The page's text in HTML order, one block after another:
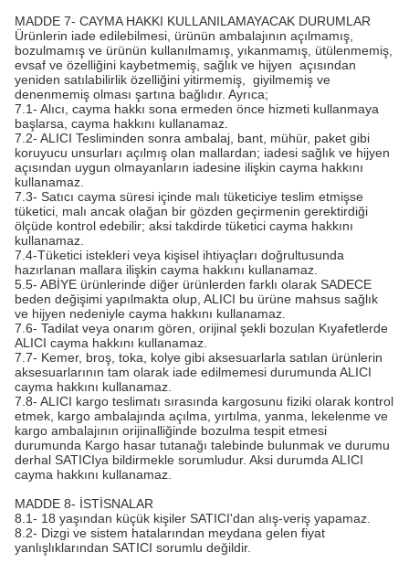
MADDE 7- CAYMA HAKKI KULLANILAMAYACAK DURUMLAR
Ürünlerin iade edilebilmesi, ürünün ambalajının açılmamış,
bozulmamış ve ürünün kullanılmamış, yıkanmamış, ütülenmemiş,
evsaf ve özelliğini kaybetmemiş, sağlık ve hijyen açısından
yeniden satılabilirlik özelliğini yitirmemiş, giyilmemiş ve
denenmemiş olması şartına bağlıdır. Ayrıca;
7.1- Alıcı, cayma hakkı sona ermeden önce hizmeti kullanmaya
başlarsa, cayma hakkını kullanamaz.
7.2- ALICI Tesliminden sonra ambalaj, bant, mühür, paket gibi
koruyucu unsurları açılmış olan mallardan; iadesi sağlık ve hijyen
açısından uygun olmayanların iadesine ilişkin cayma hakkını
kullanamaz.
7.3- Satıcı cayma süresi içinde malı tüketiciye teslim etmişse
tüketici, malı ancak olağan bir gözden geçirmenin gerektirdiği
ölçüde kontrol edebilir; aksi takdirde tüketici cayma hakkını
kullanamaz.
7.4-Tüketici istekleri veya kişisel ihtiyaçları doğrultusunda
hazırlanan mallara ilişkin cayma hakkını kullanamaz.
5.5- ABİYE ürünlerinde diğer ürünlerden farklı olarak SADECE
beden değişimi yapılmakta olup, ALICI bu ürüne mahsus sağlık
ve hijyen nedeniyle cayma hakkını kullanamaz.
7.6- Tadilat veya onarım gören, orijinal şekli bozulan Kıyafetlerde
ALICI cayma hakkını kullanamaz.
7.7- Kemer, broş, toka, kolye gibi aksesuarlarla satılan ürünlerin
aksesuarlarının tam olarak iade edilmemesi durumunda ALICI
cayma hakkını kullanamaz.
7.8- ALICI kargo teslimatı sırasında kargosunu fiziki olarak kontrol
etmek, kargo ambalajında açılma, yırtılma, yanma, lekelenme ve
kargo ambalajının orijinalliğinde bozulma tespit etmesi
durumunda Kargo hasar tutanağı talebinde bulunmak ve durumu
derhal SATICIya bildirmekle sorumludur. Aksi durumda ALICI
cayma hakkını kullanamaz.
MADDE 8- İSTİSNALAR
8.1- 18 yaşından küçük kişiler SATICI'dan alış-veriş yapamaz.
8.2- Dizgi ve sistem hatalarından meydana gelen fiyat
yanlışlıklarından SATICI sorumlu değildir.